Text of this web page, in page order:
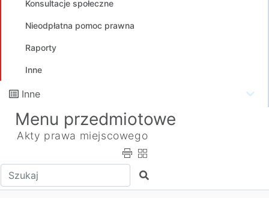
Konsultacje społeczne
Nieodpłatna pomoc prawna
Raporty
Inne
Inne
Menu przedmiotowe
Akty prawa miejscowego
Wpisz tekst do wyszukania Szukaj